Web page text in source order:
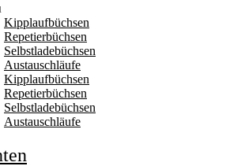
Kipplaufbüchsen
Repetierbüchsen
Selbstladebüchsen
Austauschläufe
Kipplaufbüchsen
Repetierbüchsen
Selbstladebüchsen
Austauschläufe